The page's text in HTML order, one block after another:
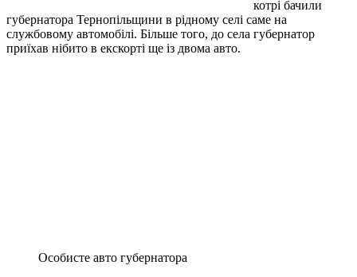
котрі бачили
губернатора Тернопільщини в рідному селі саме на
службовому автомобілі. Більше того, до села губернатор
приїхав нібито в екскорті ще із двома авто.
Особисте авто губернатора